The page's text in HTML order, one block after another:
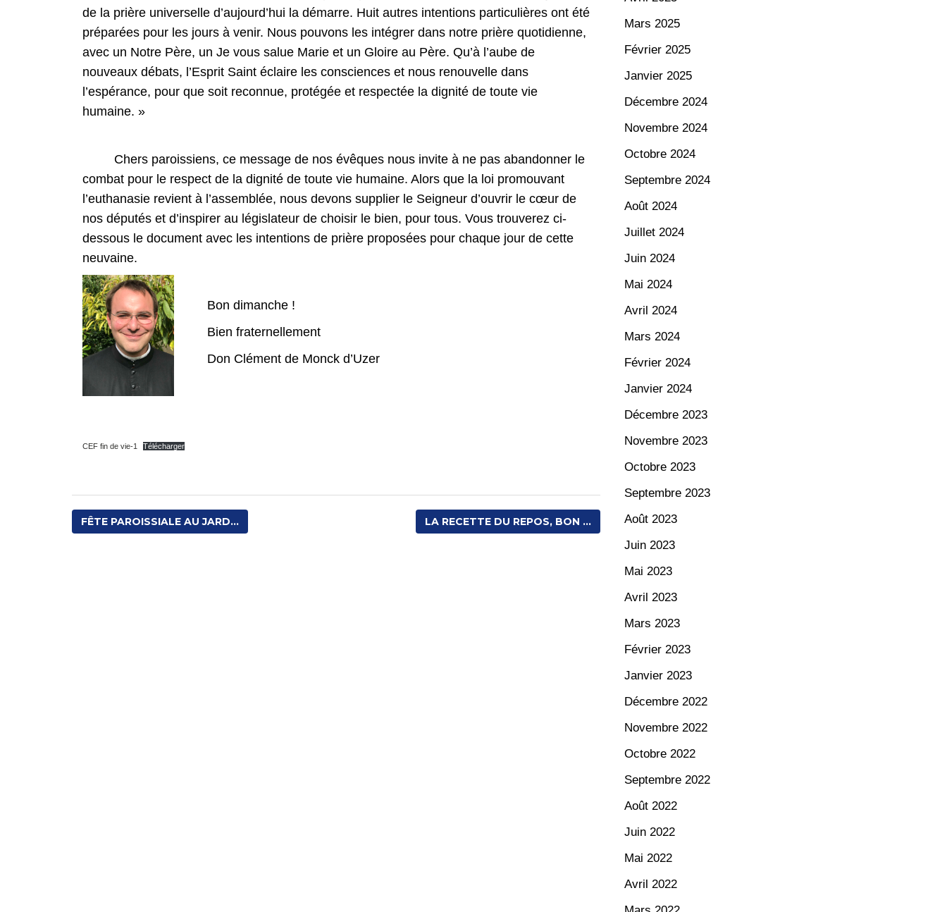
de la prière universelle d’aujourd’hui la démarre. Huit autres intentions particulières ont été
préparées pour les jours à venir. Nous pouvons les intégrer dans notre prière quotidienne,
avec un Notre Père, un Je vous salue Marie et un Gloire au Père. Qu’à l’aube de
nouveaux débats, l’Esprit Saint éclaire les consciences et nous renouvelle dans
l’espérance, pour que soit reconnue, protégée et respectée la dignité de toute vie
humaine. »
Chers paroissiens, ce message de nos évêques nous invite à ne pas abandonner le
combat pour le respect de la dignité de toute vie humaine. Alors que la loi promouvant
l’euthanasie revient à l’assemblée, nous devons supplier le Seigneur d’ouvrir le cœur de
nos députés et d’inspirer au législateur de choisir le bien, pour tous. Vous trouverez ci-
dessous le document avec les intentions de prière proposées pour chaque jour de cette
neuvaine.
Bon dimanche !
Bien fraternellement
Don Clément de Monck d’Uzer
CEF fin de vie-1 Télécharger
FÊTE PAROISSIALE AU JARD... LA RECETTE DU REPOS, BON ...
Mars 2025
Février 2025
Janvier 2025
Décembre 2024
Novembre 2024
Octobre 2024
Septembre 2024
Août 2024
Juillet 2024
Juin 2024
Mai 2024
Avril 2024
Mars 2024
Février 2024
Janvier 2024
Décembre 2023
Novembre 2023
Octobre 2023
Septembre 2023
Août 2023
Juin 2023
Mai 2023
Avril 2023
Mars 2023
Février 2023
Janvier 2023
Décembre 2022
Novembre 2022
Octobre 2022
Septembre 2022
Août 2022
Juin 2022
Mai 2022
Avril 2022